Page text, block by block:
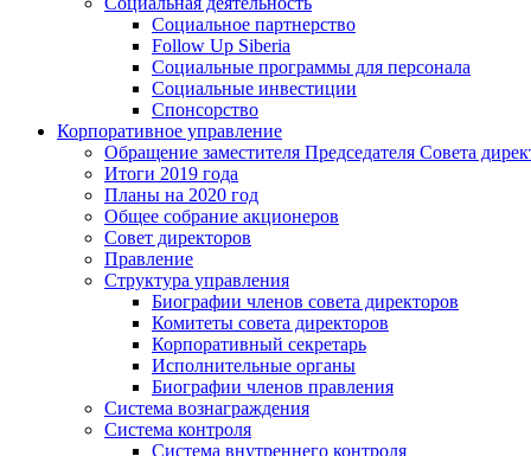
Социальное партнерство
Follow Up Siberia
Социальные программы для персонала
Социальные инвестиции
Спонсорство
Корпоративное управление
Обращение заместителя Председателя Совета
Итоги 2019 года
Планы на 2020 год
Общее собрание акционеров
Совет директоров
Правление
Структура управления
Биографии членов совета директоров
Комитеты совета директоров
Корпоративный секретарь
Исполнительные органы
Биографии членов правления
Система вознаграждения
Система контроля
Система внутреннего контроля